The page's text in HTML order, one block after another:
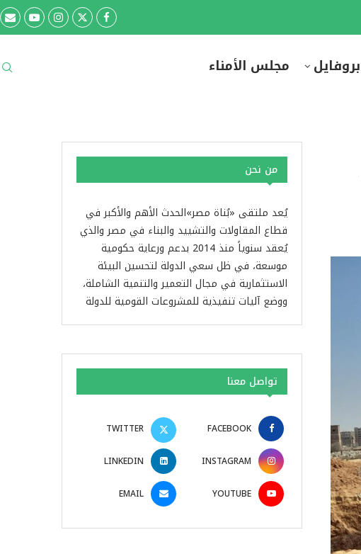
بروفايل مجلس الأمناء
من نحن
يُعد ملتقى «بُناة مصر»الحدث الأهم والأكبر في
قطاع المقاولات والتشييد والبناء في مصر والذي
يُعقد سنوياً منذ 2014 بدعم ورعاية حكومية
موسعة، في ظل سعي الدولة لتحسين البيئة
الاستثمارية في مجال التعمير والتنمية الشاملة،
ووضع آليات تنفيذية للمشروعات القومية للدولة
تواصل معنا
FACEBOOK
TWITTER
INSTAGRAM
LINKEDIN
YOUTUBE
EMAIL